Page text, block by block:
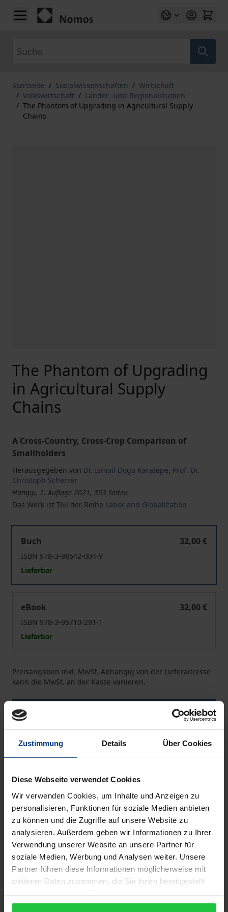
Zustimmung Details Über Cookies
Diese Webseite verwendet Cookies
Wir verwenden Cookies, um Inhalte und Anzeigen zu
personalisieren, Funktionen für soziale Medien anbieten
zu können und die Zugriffe auf unsere Website zu
analysieren. Außerdem geben wir Informationen zu Ihrer
Verwendung unserer Website an unsere Partner für
soziale Medien, Werbung und Analysen weiter. Unsere
Partner führen diese Informationen möglicherweise mit
weiteren Daten zusammen, die Sie ihnen bereitgestellt
gesammelt haben.
Zum Inhalt springen
Startseite / Sozialwissenschaften / Wirtschaft
/ Volkswirtschaft / Länder- und Regionalstudien
/ The Phantom of Upgrading in Agricultural Supply
Chains
The Phantom of Upgrading
in Agricultural Supply
Chains
A Cross-Country, Cross-Crop Comparison of
Smallholders
Herausgegeben von Dr. Ismail Doga Karatepe, Prof. Dr.
Christoph Scherrer
Hampp, 1. Auflage 2021, 353 Seiten
Das Werk ist Teil der Reihe Labor and Globalization
Buch
32,00 €
ISBN 978-3-98542-004-9
Lieferbar
eBook
32,00 €
ISBN 978-3-95710-291-1
Lieferbar
Preisangaben inkl. MwSt. Abhängig von der Lieferadresse
kann die MwSt. an der Kasse variieren.
Zur Wunschliste hinzufügen
Hinweise zu Versandkosten
Beschreibung
Dieses Buch befasst sich mit den Kontroversen um
die Möglichkeiten von kleinbäuerlichen Betrieben,
sich durch den Beitritt zu globalen Agrarlieferketten
wirtschaftlich und sozial zu verbessern. Während
internationale Organisationen zum Beitritt